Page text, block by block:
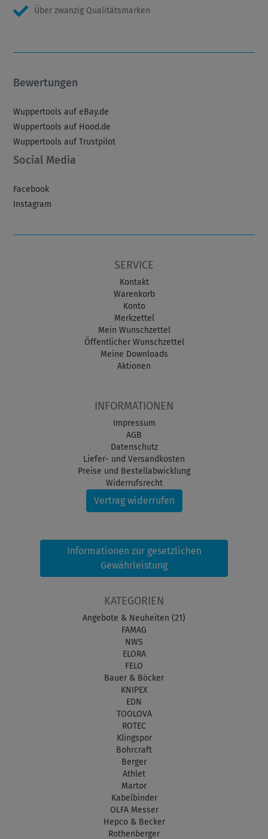
Über zwanzig Qualitätsmarken
Bewertungen
Wuppertools auf eBay.de
Wuppertools auf Hood.de
Wuppertools auf Trustpilot
Social Media
Facebook
Instagram
SERVICE
Kontakt
Warenkorb
Konto
Merkzettel
Mein Wunschzettel
Öffentlicher Wunschzettel
Meine Downloads
Aktionen
INFORMATIONEN
Impressum
AGB
Datenschutz
Liefer- und Versandkosten
Preise und Bestellabwicklung
Widerrufsrecht
Vertrag widerrufen
Informationen zur gesetzlichen
Gewährleistung
KATEGORIEN
Angebote & Neuheiten (21)
FAMAG
NWS
ELORA
FELO
Bauer & Böcker
KNIPEX
EDN
TOOLOVA
ROTEC
Klingspor
Bohrcraft
Berger
Athlet
Martor
Kabelbinder
OLFA Messer
Hepco & Becker
Rothenberger